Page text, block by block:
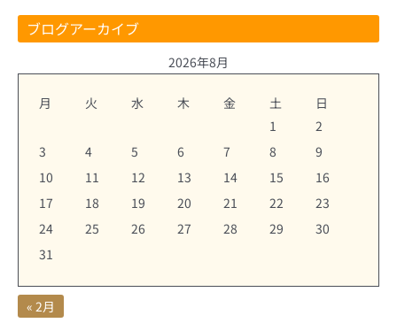
ブログアーカイブ
2026年8月
月 火 水 木 金 土
日
1
2
3
4 5 6 7 8
9
10
11 12 13 14 15
16
17
18 19 20 21 22
23
24
25 26 27 28 29
30
31
« 2月